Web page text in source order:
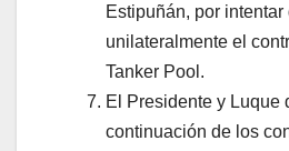
Estipuñán, por
unilateralmente el
Tanker Pool.
El Presidente y Luque
continuación de los